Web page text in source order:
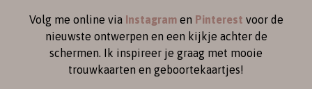
Volg me online via Instagramen Pinterest voor de
nieuwste ontwerpen en een kijkje achter de
schermen. Ik inspireer je graag met mooie
trouwkaarten en geboortekaartjes!